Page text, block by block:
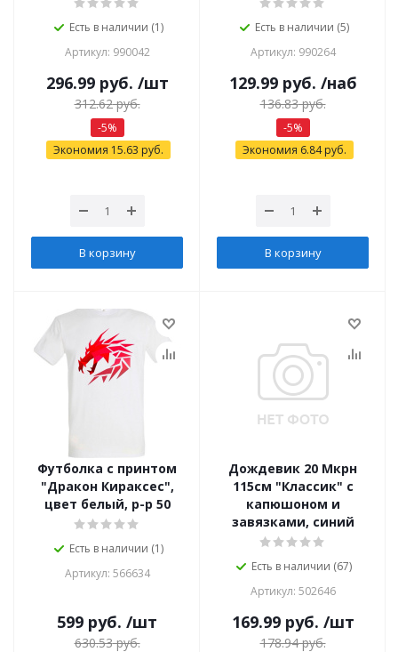
Есть в наличии (1)
Артикул: 990042
296.99руб. /шт
312.62руб.
-5%
Экономия 15.63 руб.
В корзину
Есть в наличии (5)
Артикул: 990264
129.99руб. /наб
136.83руб.
-5%
Экономия 6.84руб.
В корзину
Футболка с принтом
"Дракон Кираксес",
цвет белый, р-р 50
Есть в наличии (1)
Артикул: 566634
599 руб. /шт
630.53руб.
Дождевик 20 Мкрн
115см "Классик" с
капюшоном и
завязками, синий
Есть в наличии (67)
Артикул: 502646
169.99руб. /шт
178.94руб.